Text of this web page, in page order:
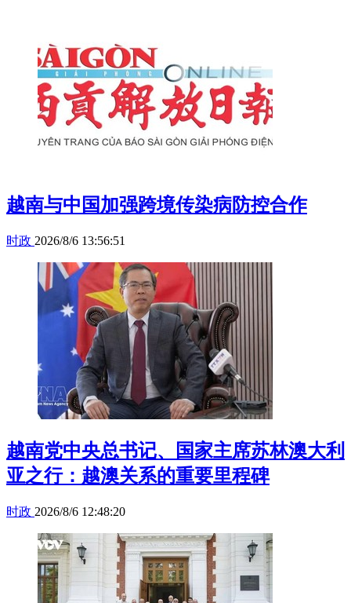
越南与中国加强跨境传染病防控合作
时政 2026/8/6 13:56:51
越南党中央总书记、国家主席苏林澳大利
亚之行：越澳关系的重要里程碑
时政 2026/8/6 12:48:20